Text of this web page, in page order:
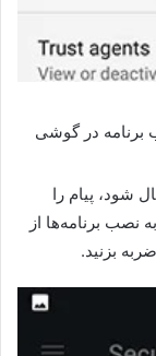
برنامه در گوشی
شود، پیام را
نصب برنامه‌ها از